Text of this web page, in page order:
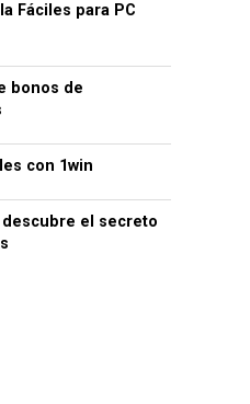
Fáciles para PC
bonos de
con 1win
el secreto